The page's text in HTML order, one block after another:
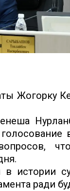
Жогорку
истории
ради